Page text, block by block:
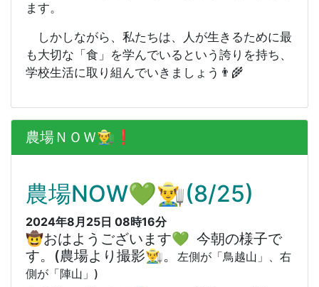
ます。
しかしながら、私たちは、人が生きるために最
も大切な「食」を学んでいるという誇りを持ち、
学校生活に取り組んでいきましょう👨‍🌾
農場ＮＯＷ👨‍🌾❗️
農場NOW💚👨‍🌾(8/25)
2024年8月25日 08時16分
🤠おはようございます💚 今朝の様子で
す。(農場より撮影👨‍🌾。
左側が「鳥越山」、右
側が「陣山」)